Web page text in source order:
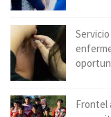
Frontel